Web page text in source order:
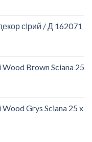
сiрий / Д 162071
Brown Sciana 25
Grys Sciana 25 x